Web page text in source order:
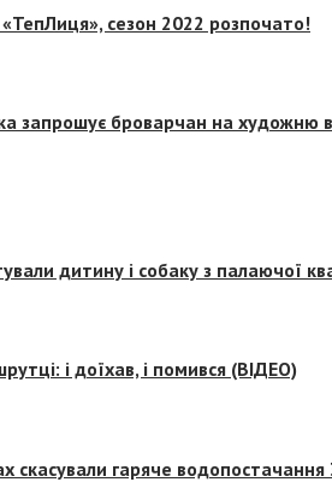
«ТепЛиця», сезон 2022 розпочато!
запрошує броварчан на
дитину і собаку з палаючої
і доїхав, і помився (ВІДЕО)
скасували гаряче